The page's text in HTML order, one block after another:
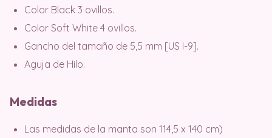
Color Black 3 ovillos.
Color Soft White 4 ovillos.
Gancho del tamaño de 5,5 mm [US I-9].
Aguja de Hilo.
Medidas
Las medidas de la manta son 114,5 x 140 cm)